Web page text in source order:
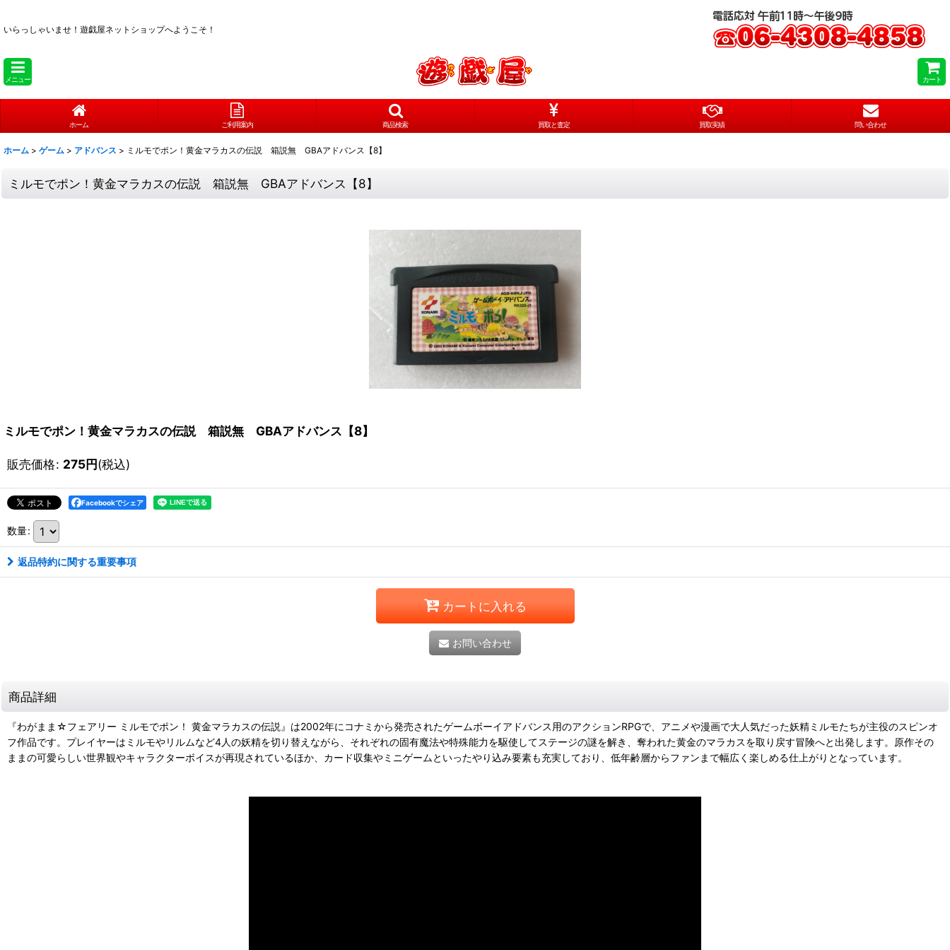
いらっしゃいませ！ 遊戯屋ネットショップへようこそ！
メニュー カート
ホーム ご利用案内 商品検索 買取と査定 買取実績 問い合わせ
ホーム > ゲーム > アドバンス > ミルモでポン！黄金マラカスの伝説 箱説無 GBAアドバンス【8】
ミルモでポン！黄金マラカスの伝説 箱説無 GBAアドバンス【8】
ミルモでポン！黄金マラカスの伝説 箱説無 GBAアドバンス【8】
販売価格: 275円(税込)
Facebookでシェア
数量:
返品特約に関する重要事項
カートに入れる
お問い合わせ
商品詳細
『わがまま☆フェアリー ミルモでポン！ 黄金マラカスの伝説』は2002年にコナミから発売されたゲームボーイアドバンス用のアクションRPGで、アニメや漫画で大人気だった妖精ミルモたちが主役のスピンオ
フ作品です。プレイヤーはミルモやリルムなど4人の妖精を切り替えながら、それぞれの固有魔法や特殊能力を駆使してステージの謎を解き、奪われた黄金のマラカスを取り戻す冒険へと出発します。原作その
ままの可愛らしい世界観やキャラクターボイスが再現されているほか、カード収集やミニゲームといったやり込み要素も充実しており、低年齢層からファンまで幅広く楽しめる仕上がりとなっています。